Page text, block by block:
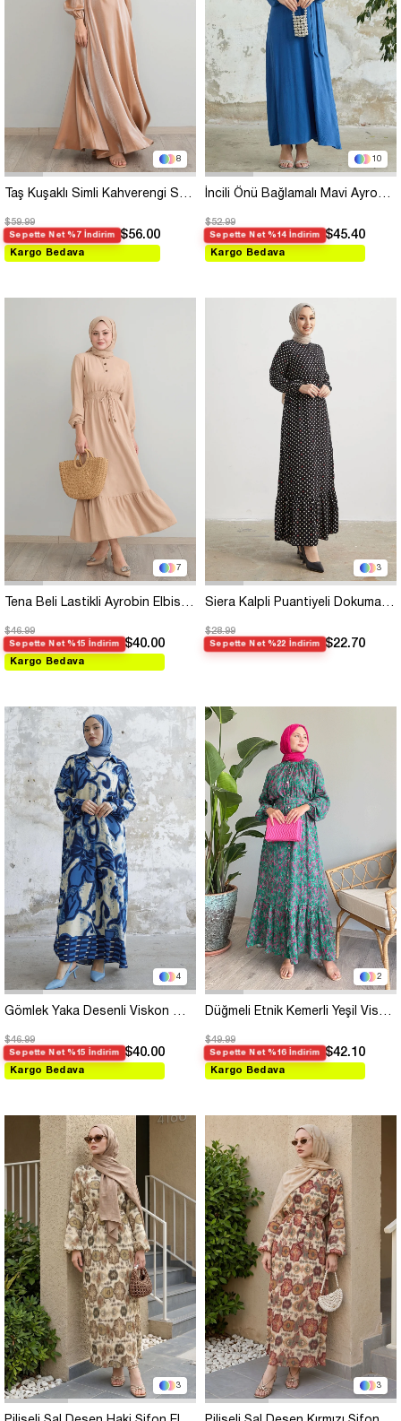
8
$59.99
Sepette Net %7 İndirim $56.00
Kargo Bedava
10
$52.99
Sepette Net %14 İndirim $45.40
Kargo Bedava
7
$46.99
Sepette Net %15 İndirim $40.00
Kargo Bedava
3
$28.99
Sepette Net %22 İndirim $22.70
4
$46.99
Sepette Net %15 İndirim $40.00
Kargo Bedava
2
$49.99
Sepette Net %16 İndirim $42.10
Kargo Bedava
3 3